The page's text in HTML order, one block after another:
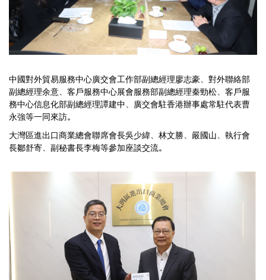
中國對外貿易服務中心廣交會工作部副總經理廖志豪、對外聯絡部
副總經理余意、客戶服務中心展會服務部副總經理秦勁松、客戶服
務中心信息化部副總經理譚建中、廣交會駐香港辦事處常駐代表曹
永強等一同來訪。
大灣區進出口商業總會聯席會長吳少緯、林文勝、嚴國山、執行會
長鄒舒寄、副秘書長李梅等參加座談交流。